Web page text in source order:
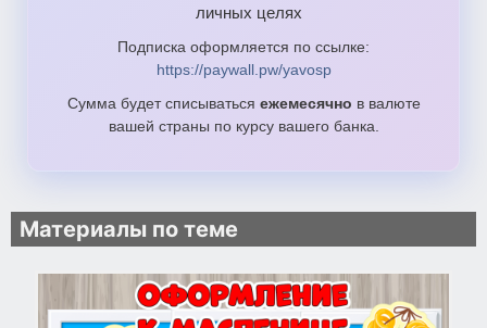
личных целях
Подписка оформляется по ссылке:
https://paywall.pw/yavosp
Сумма будет списываться ежемесячно в валюте
вашей страны по курсу вашего банка.
Материалы по теме